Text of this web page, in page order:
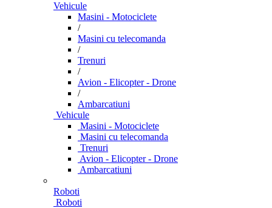
Vehicule
Masini - Motociclete
/
Masini cu telecomanda
/
Trenuri
/
Avion - Elicopter - Drone
/
Ambarcatiuni
Vehicule
Masini - Motociclete
Masini cu telecomanda
Trenuri
Avion - Elicopter - Drone
Ambarcatiuni
Roboti
Roboti